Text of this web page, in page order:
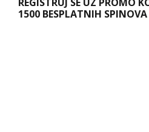
1500 BESPLATNIH SPINOVA